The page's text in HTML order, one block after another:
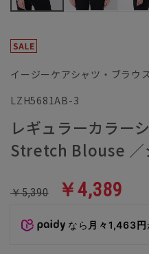
イージーケアシャツ・ブラウ
LZH5681AB-3
レギュラーカラー
Stretch Blouse ／
￥5,390 ￥4,389
なら 月々1,463円